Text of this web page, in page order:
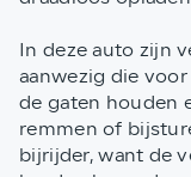
In deze auto zijn
aanwezig die
de gaten houden
remmen of
bijrijder, want de